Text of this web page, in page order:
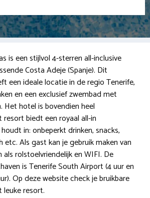
is een stijlvol 4-sterren all-inclusive
Costa Adeje (Spanje). Dit
een ideale locatie in de regio Tenerife,
en een exclusief zwembad met
Het hotel is bovendien heel
resort biedt een royaal all-in
in: onbeperkt drinken, snacks,
etc. Als gast kan je gebruik maken van
als rolstoelvriendelijk en WIFI. De
is Tenerife South Airport (4 uur en
Op deze website check je bruikbare
resort.